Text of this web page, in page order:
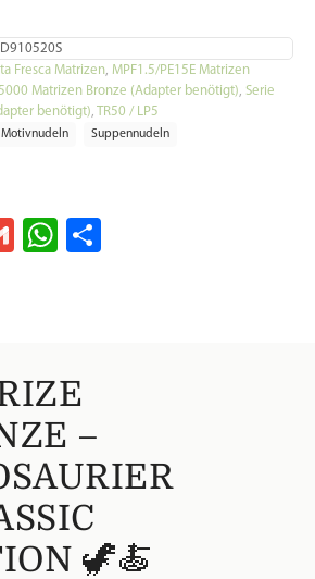
Fresca Matrizen MPF1.5/PE15E Matrizen
Matrizen Bronze (Adapter benötigt) Serie
benötigt) TR50 / LP5
Motivnudeln Suppennudeln
GmailWhatsApp
–
🦖🍝